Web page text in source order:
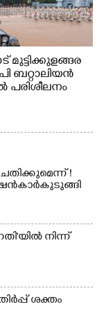
മുട്ടിക്കുളങ്ങര
ബറ്റാലിയൻ
പരിശീലനം
!
കുടുങ്ങി
നിന്ന്
ശക്തം